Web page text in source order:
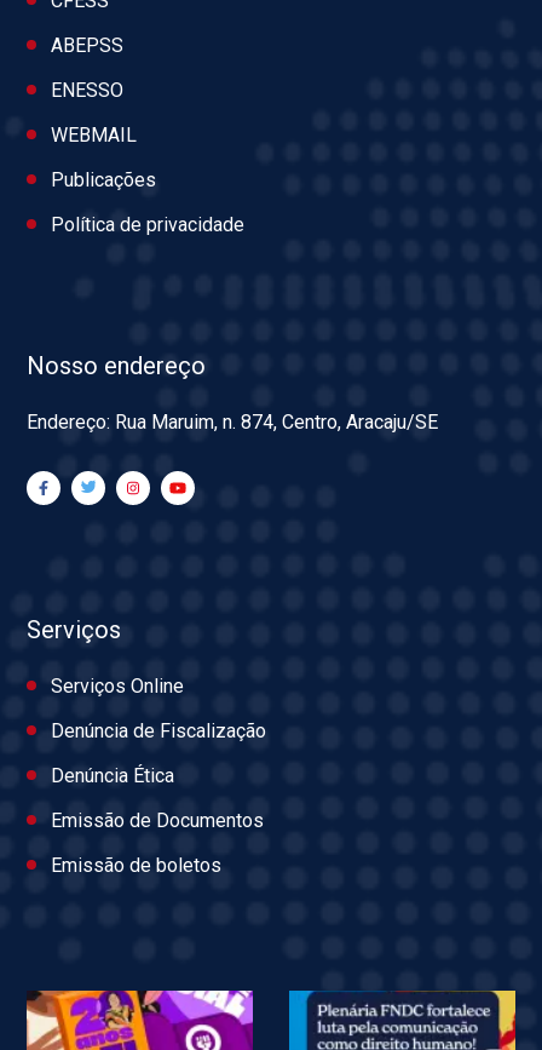
ABEPSS
ENESSO
WEBMAIL
Publicações
Política de privacidade
Nosso endereço
Endereço: Rua Maruim, n. 874, Centro, Aracaju/SE
Serviços
Serviços Online
Denúncia de Fiscalização
Denúncia Ética
Emissão de Documentos
Emissão de boletos